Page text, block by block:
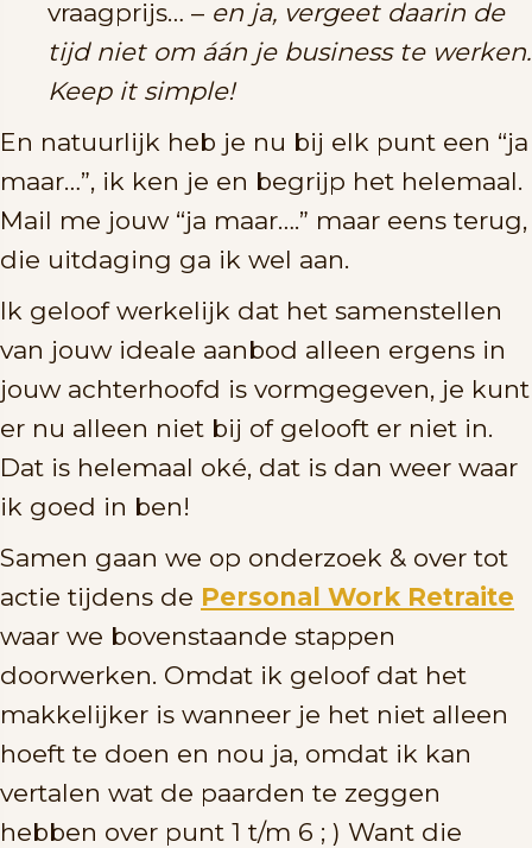
vraagprijs… – en ja, vergeet daarin de
tijd niet om áán je business te werken.
Keep it simple!
En natuurlijk heb je nu bij elk punt een “ja
maar…”, ik ken je en begrijp het helemaal.
Mail me jouw “ja maar….” maar eens terug,
die uitdaging ga ik wel aan.
Ik geloof werkelijk dat het samenstellen
van jouw ideale aanbod alleen ergens in
jouw achterhoofd is vormgegeven, je kunt
er nu alleen niet bij of gelooft er niet in.
Dat is helemaal oké, dat is dan weer waar
ik goed in ben!
Samen gaan we op onderzoek & over tot
actie tijdens de Personal Work Retraite
waar we bovenstaande stappen
doorwerken. Omdat ik geloof dat het
makkelijker is wanneer je het niet alleen
hoeft te doen en nou ja, omdat ik kan
vertalen wat de paarden te zeggen
hebben over punt 1 t/m 6 ; ) Want die